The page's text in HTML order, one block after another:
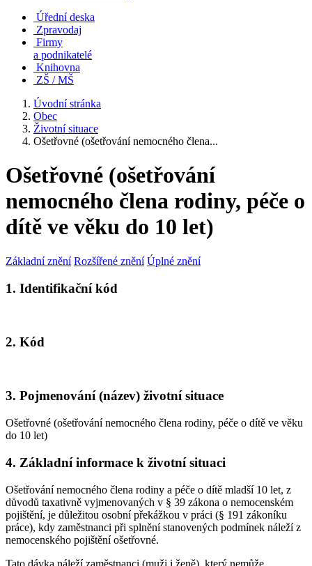
Úřední deska
Zpravodaj
Firmy
a podnikatelé
Knihovna
ZŠ / MŠ
Úvodní stránka
Obec
Životní situace
Ošetřovné (ošetřování nemocného člena...
Ošetřovné (ošetřování
nemocného člena rodiny, péče o
dítě ve věku do 10 let)
Základní znění Rozšířené znění Úplné znění
1. Identifikační kód
2. Kód
3. Pojmenování (název) životní situace
Ošetřovné (ošetřování nemocného člena rodiny, péče o dítě ve věku
do 10 let)
4. Základní informace k životní situaci
Ošetřování nemocného člena rodiny a péče o dítě mladší 10 let, z
důvodů taxativně vyjmenovaných v § 39 zákona o nemocenském
pojištění, je důležitou osobní překážkou v práci (§ 191 zákoníku
práce), kdy zaměstnanci při splnění stanovených podmínek náleží z
nemocenského pojištění ošetřovné.
Tato dávka náleží zaměstnanci (muži i ženě), který nemůže